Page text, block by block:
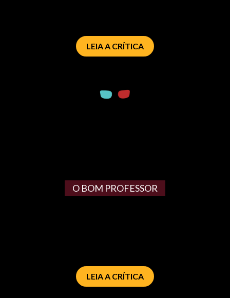
LEIA A CRÍTICA
O BOM PROFESSOR
LEIA A CRÍTICA